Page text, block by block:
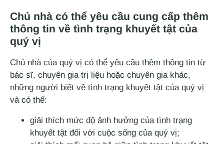
Chủ nhà có thể yêu cầu cung cấp thêm
thông tin về tình trạng khuyết tật của
quý vị
Chủ nhà của quý vị có thể yêu cầu thêm thông tin từ
bác sĩ, chuyên gia trị liệu hoặc chuyên gia khác,
những người biết về tình trạng khuyết tật của quý vị
và có thể:
giải thích mức độ ảnh hưởng của tình trạng
khuyết tật đối với cuộc sống của quý vị;